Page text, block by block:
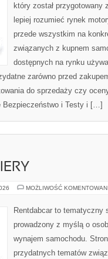
który został
lepiej rozumieć rynek
przede wszystkim na
związanych z kupnem
dostępnych na rynku
zarówno przed
do sprzedaży czy
Bezpieczeństwo i Testy i […]
MOŻLIWOŚĆ
Rentdabcar to tematyczny
prowadzony z myślą o
wynajem samochodu.
przydatnych tematów